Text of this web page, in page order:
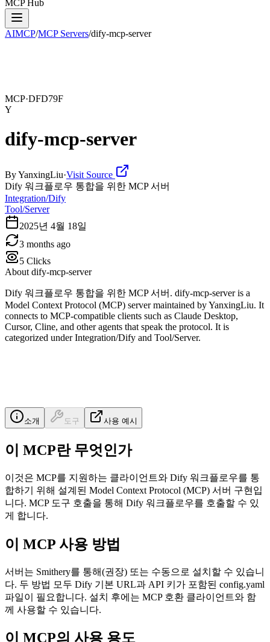
MCP Hub
AIMCP/MCP Servers/dify-mcp-server
MCP·DFD79F
Y
dify-mcp-server
ByYanxingLiu·Visit Source
Dify 워크플로우 통합을 위한 MCP 서버
Integration/Dify
Tool/Server
2025년 4월 18일
3 months ago
5 Clicks
About dify-mcp-server
Dify 워크플로우 통합을 위한 MCP 서버. dify-mcp-server is a
Model Context Protocol (MCP) server maintained by YanxingLiu. It
connects to MCP-compatible clients such as Claude Desktop,
Cursor, Cline, and other agents that speak the protocol. It is
categorized under Integration/Dify and Tool/Server.
소개 도구 사용 예시
이 MCP란 무엇인가
이것은 MCP를 지원하는 클라이언트와 Dify 워크플로우를 통
합하기 위해 설계된 Model Context Protocol (MCP) 서버 구현입
니다. MCP 도구 호출을 통해 Dify 워크플로우를 호출할 수 있
게 합니다.
이 MCP 사용 방법
서버는 Smithery를 통해(권장) 또는 수동으로 설치할 수 있습니
다. 두 방법 모두 Dify 기본 URL과 API 키가 포함된 config.yaml
파일이 필요합니다. 설치 후에는 MCP 호환 클라이언트와 함
께 사용할 수 있습니다.
이 MCP의 사용 용도